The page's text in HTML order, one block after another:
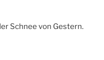
Schnee von Gestern.